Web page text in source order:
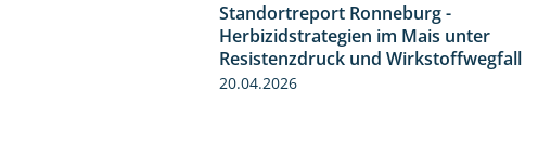
Standortreport Ronneburg -
Herbizidstrategien im Mais unter
Resistenzdruck und Wirkstoffwegfall
20.04.2026